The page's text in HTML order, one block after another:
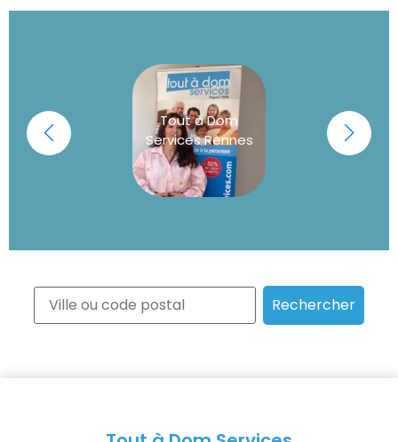
Tout à Dom
Services Rennes
Rechercher